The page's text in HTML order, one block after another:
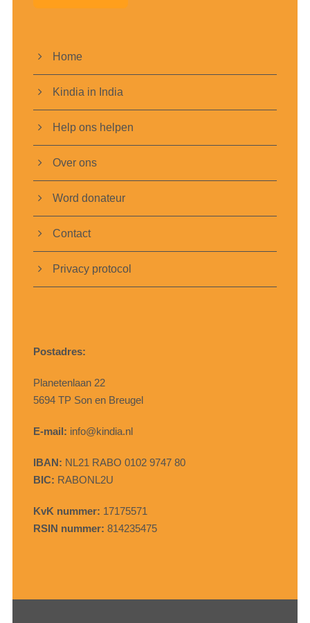
Home
Kindia in India
Help ons helpen
Over ons
Word donateur
Contact
Privacy protocol
Postadres:
Planetenlaan 22
5694 TP Son en Breugel
E-mail: info@kindia.nl
IBAN: NL21 RABO 0102 9747 80
BIC: RABONL2U
KvK nummer: 17175571
RSIN nummer: 814235475